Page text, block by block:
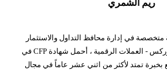
ريم الشمري
متخصصة في إدارة محافظ التداول والاستثمار
المالية في الأسهم - الفوركس - العملات الرقمية ، أحمل شهادة CFP في
بخبرة تمتد لأكثر من اثني عشر عاماً في مجال